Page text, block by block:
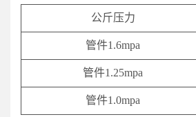
公斤压力
管件1.6mpa
管件1.25mpa
管件1.0mpa